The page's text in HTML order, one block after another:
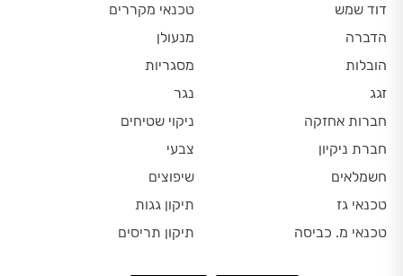
דוד שמש
הדברה
הובלות
זגג
חברות אחזקה
חברת ניקיון
חשמלאים
טכנאי גז
טכנאי מ. כביסה
טכנאי מקררים
מנעולן
מסגריות
נגר
ניקוי שטיחים
צבעי
שיפוצים
תיקון גגות
תיקון תריסים